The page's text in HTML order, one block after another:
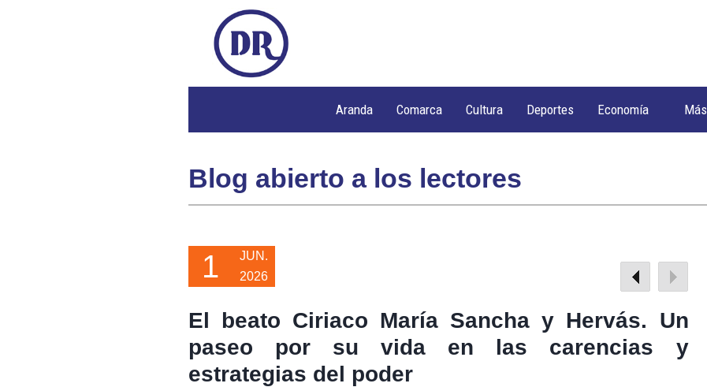
Aranda Comarca Cultura Deportes Economía Más
Blog abierto a los lectores
1
JUN.
2026
El beato Ciriaco María Sancha y Hervás. Un
paseo por su vida en las carencias y
estrategias del poder